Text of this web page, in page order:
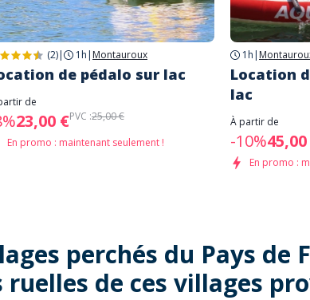
(2)| 1h | Montauroux
de pédalo sur lac
de
23,00 €PVC :25,00 €
En promo : maintenant seulement !
1h |
Location
lac
À partir de
-10%
En promo :
perchés du Pays de
ruelles de ces villages